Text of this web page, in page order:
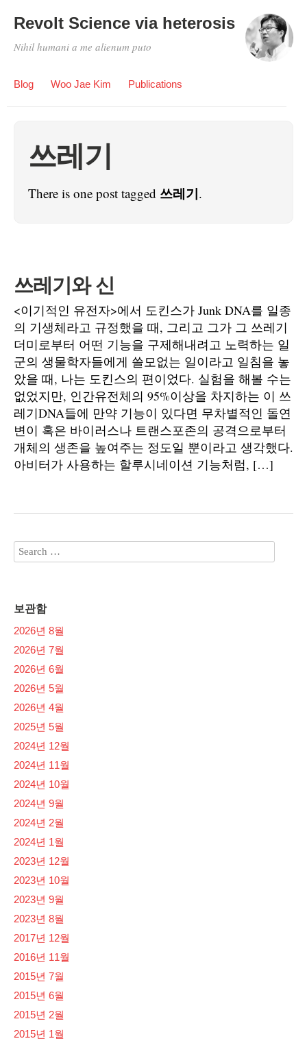
Revolt Science via heterosis
Nihil humani a me alienum puto
Blog Woo Jae Kim Publications
쓰레기
There is one post tagged 쓰레기.
쓰레기와 신
<이기적인 유전자>에서 도킨스가 Junk DNA를 일종
의 기생체라고 규정했을 때, 그리고 그가 그 쓰레기
더미로부터 어떤 기능을 구제해내려고 노력하는 일
군의 생물학자들에게 쓸모없는 일이라고 일침을 놓
았을 때, 나는 도킨스의 편이었다. 실험을 해볼 수는
없었지만, 인간유전체의 95%이상을 차지하는 이 쓰
레기DNA들에 만약 기능이 있다면 무차별적인 돌연
변이 혹은 바이러스나 트랜스포존의 공격으로부터
개체의 생존을 높여주는 정도일 뿐이라고 생각했다.
아비터가 사용하는 할루시네이션 기능처럼, […]
보관함
2026년 8월
2026년 7월
2026년 6월
2026년 5월
2026년 4월
2025년 5월
2024년 12월
2024년 11월
2024년 10월
2024년 9월
2024년 2월
2024년 1월
2023년 12월
2023년 10월
2023년 9월
2023년 8월
2017년 12월
2016년 11월
2015년 7월
2015년 6월
2015년 2월
2015년 1월